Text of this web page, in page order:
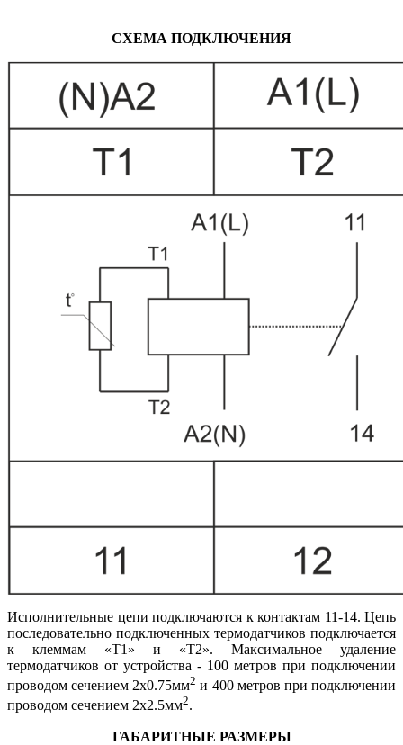
СХЕМА ПОДКЛЮЧЕНИЯ
Исполнительные цепи подключаются к контактам 11-14. Цепь
последовательно подключенных термодатчиков подключается
к клеммам «Т1» и «Т2». Максимальное удаление
термодатчиков от устройства - 100 метров при подключении
проводом сечением 2х0.75мм2 и 400 метров при подключении
проводом сечением 2х2.5мм2.
ГАБАРИТНЫЕ РАЗМЕРЫ